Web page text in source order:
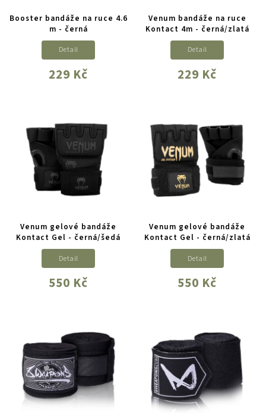
Booster bandáže na ruce 4.6
m - černá
229 Kč
Detail
Venum bandáže na ruce
Kontact 4m - černá/zlatá
229 Kč
Detail
Venum gelové bandáže
Kontact Gel - černá/šedá
550 Kč
Detail
Venum gelové bandáže
Kontact Gel - černá/zlatá
550 Kč
Detail